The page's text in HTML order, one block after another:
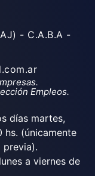
- C.A.B.A -
Empleos.
días martes,
hs. (únicamente
previa).
a viernes de